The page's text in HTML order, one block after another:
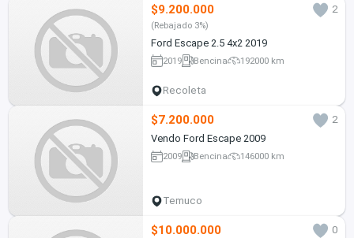
$9.200.000 2
(Rebajado 3%)
Ford Escape 2.5 4x2 2019
2019 Bencina 192000 km
Recoleta
$7.200.000
2
Vendo Ford Escape 2009
2009 Bencina 146000 km
Temuco
$10.000.000
0